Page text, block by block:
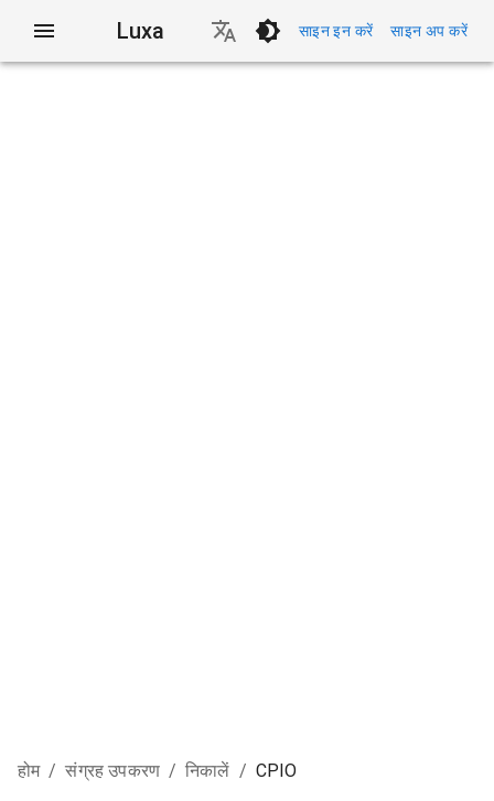
Luxa साइन इन करें साइन अप करें
होम / संग्रह उपकरण / निकालें / CPIO